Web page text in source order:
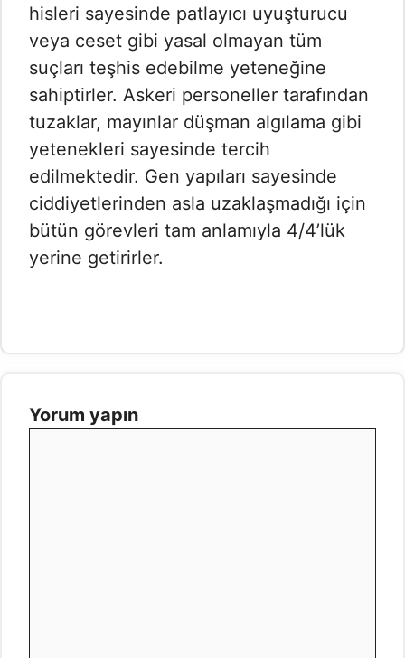
hisleri sayesinde patlayıcı uyuşturucu
veya ceset gibi yasal olmayan tüm
suçları teşhis edebilme yeteneğine
sahiptirler. Askeri personeller tarafından
tuzaklar, mayınlar düşman algılama gibi
yetenekleri sayesinde tercih
edilmektedir. Gen yapıları sayesinde
ciddiyetlerinden asla uzaklaşmadığı için
bütün görevleri tam anlamıyla 4/4’lük
yerine getirirler.
Yorum yapın